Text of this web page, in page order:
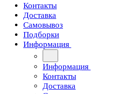
Контакты
Доставка
Самовывоз
Подборки
Информация
Информация
Контакты
Доставка